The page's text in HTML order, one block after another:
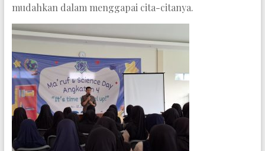
mudahkan dalam menggapai cita-citanya.